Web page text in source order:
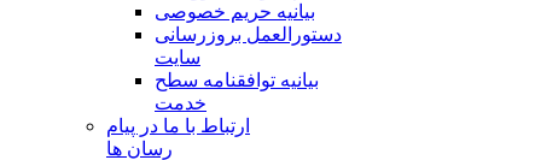
بیانیه حریم خصوصی
دستورالعمل بروزرسانی
سایت
بیانیه توافقنامه سطح
خدمت
ارتباط با ما در پیام
رسان ها